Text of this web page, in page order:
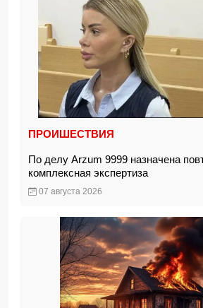
ПРОИШЕСТВИЯ
По делу Arzum 9999 назначена
комплексная экспертиза
07 августа 2026